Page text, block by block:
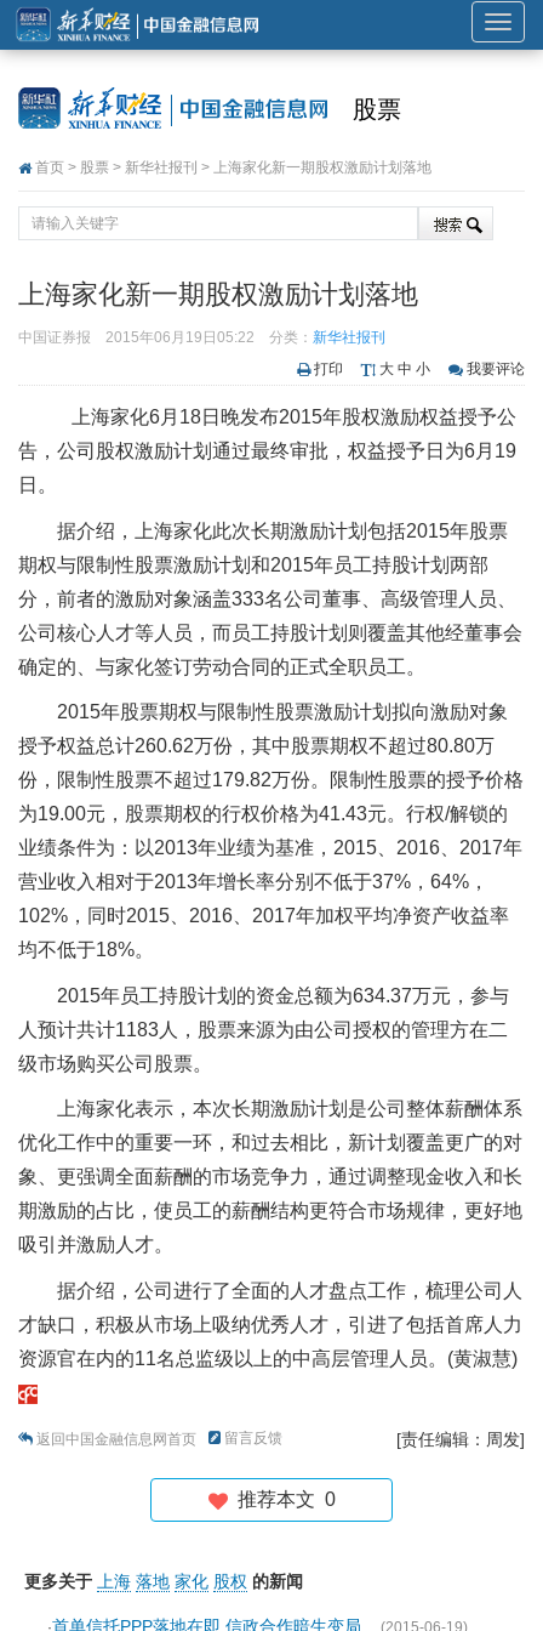
展
开
股票
首页 > 股票 > 新华社报刊 > 上海家化新一期股权激励计划落地
上海家化新一期股权激励计划落地
中国证券报 2015年06月19日05:22 分类： 新华社报刊
打印
大 中 小 我要评论
上海家化6月18日晚发布2015年股权激励权益授予公
告，公司股权激励计划通过最终审批，权益授予日为6月19
日。
据介绍，上海家化此次长期激励计划包括2015年股票
期权与限制性股票激励计划和2015年员工持股计划两部
分，前者的激励对象涵盖333名公司董事、高级管理人员、
公司核心人才等人员，而员工持股计划则覆盖其他经董事会
确定的、与家化签订劳动合同的正式全职员工。
2015年股票期权与限制性股票激励计划拟向激励对象
授予权益总计260.62万份，其中股票期权不超过80.80万
份，限制性股票不超过179.82万份。限制性股票的授予价格
为19.00元，股票期权的行权价格为41.43元。行权/解锁的
业绩条件为：以2013年业绩为基准，2015、2016、2017年
营业收入相对于2013年增长率分别不低于37%，64%，
102%，同时2015、2016、2017年加权平均净资产收益率
均不低于18%。
2015年员工持股计划的资金总额为634.37万元，参与
人预计共计1183人，股票来源为由公司授权的管理方在二
级市场购买公司股票。
上海家化表示，本次长期激励计划是公司整体薪酬体系
优化工作中的重要一环，和过去相比，新计划覆盖更广的对
象、更强调全面薪酬的市场竞争力，通过调整现金收入和长
期激励的占比，使员工的薪酬结构更符合市场规律，更好地
吸引并激励人才。
据介绍，公司进行了全面的人才盘点工作，梳理公司人
才缺口，积极从市场上吸纳优秀人才，引进了包括首席人力
资源官在内的11名总监级以上的中高层管理人员。(黄淑慧)
返回中国金融信息网首页 留言反馈 [责任编辑：周发]
推荐本文 0
更多关于 上海 落地 家化 股权 的新闻
·首单信托PPP落地在即 信政合作暗生变局 (2015-06-19)